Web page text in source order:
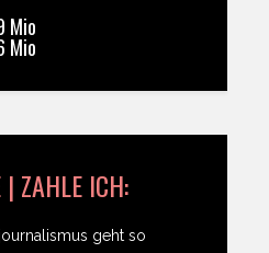
Mio
Mio
ZAHLE ICH:
geht so